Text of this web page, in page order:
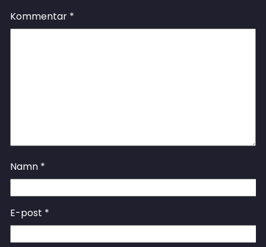
Kommentar *
Namn *
E-post *